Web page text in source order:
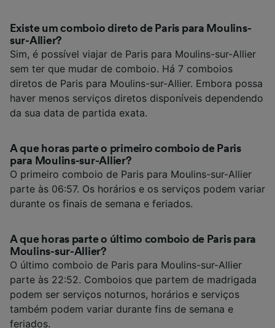
Existe um comboio direto de Paris para Moulins-
sur-Allier?
Sim, é possível viajar de Paris para Moulins-sur-Allier
sem ter que mudar de comboio. Há 7 comboios
diretos de Paris para Moulins-sur-Allier. Embora possa
haver menos serviços diretos disponíveis dependendo
da sua data de partida exata.
A que horas parte o primeiro comboio de Paris
para Moulins-sur-Allier?
O primeiro comboio de Paris para Moulins-sur-Allier
parte às 06:57. Os horários e os serviços podem variar
durante os finais de semana e feriados.
A que horas parte o último comboio de Paris para
Moulins-sur-Allier?
O último comboio de Paris para Moulins-sur-Allier
parte às 22:52. Comboios que partem de madrigada
podem ser serviços noturnos, horários e serviços
também podem variar durante fins de semana e
feriados.